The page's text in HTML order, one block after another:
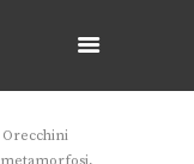
Orecchini